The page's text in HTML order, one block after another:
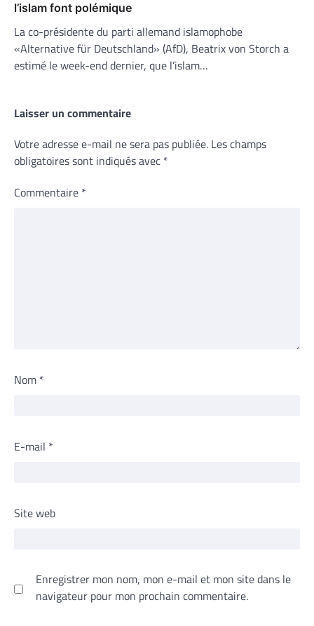
l’islam font polémique
La co-présidente du parti allemand islamophobe
«Alternative für Deutschland» (AfD), Beatrix von Storch a
estimé le week-end dernier, que l’islam…
Laisser un commentaire
Votre adresse e-mail ne sera pas publiée. Les champs
obligatoires sont indiqués avec *
Commentaire *
Nom *
E-mail *
Site web
Enregistrer mon nom, mon e-mail et mon site dans le
navigateur pour mon prochain commentaire.